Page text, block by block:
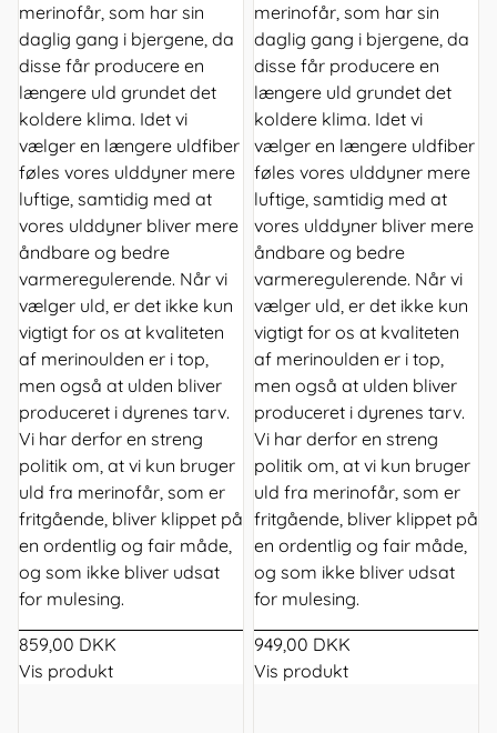
merinofår, som har sin
daglig gang i bjergene, da
disse får producere en
længere uld grundet det
koldere klima. Idet vi
vælger en længere uldfiber
føles vores ulddyner mere
luftige, samtidig med at
vores ulddyner bliver mere
åndbare og bedre
varmeregulerende. Når vi
vælger uld, er det ikke kun
vigtigt for os at kvaliteten
af merinoulden er i top,
men også at ulden bliver
produceret i dyrenes tarv.
Vi har derfor en streng
politik om, at vi kun bruger
uld fra merinofår, som er
fritgående, bliver klippet på
en ordentlig og fair måde,
og som ikke bliver udsat
for mulesing.
859,00 DKK
Vis produkt
merinofår, som har sin
daglig gang i bjergene, da
disse får producere en
længere uld grundet det
koldere klima. Idet vi
vælger en længere uldfiber
føles vores ulddyner mere
luftige, samtidig med at
vores ulddyner bliver mere
åndbare og bedre
varmeregulerende. Når vi
vælger uld, er det ikke kun
vigtigt for os at kvaliteten
af merinoulden er i top,
men også at ulden bliver
produceret i dyrenes tarv.
Vi har derfor en streng
politik om, at vi kun bruger
uld fra merinofår, som er
fritgående, bliver klippet på
en ordentlig og fair måde,
og som ikke bliver udsat
for mulesing.
949,00 DKK
Vis produkt